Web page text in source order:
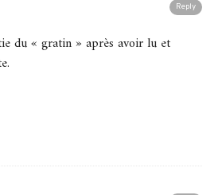
Reply
du « gratin » après avoir lu et